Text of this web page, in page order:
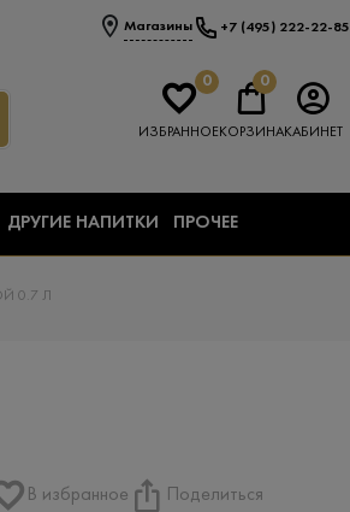
Магазины +7 (495) 222-22-85
0
ИЗБРАННОЕ
0
КОРЗИНАКАБИНЕТ
ДРУГИЕ НАПИТКИ ПРОЧЕЕ
0.7 Л
В избранное Поделиться